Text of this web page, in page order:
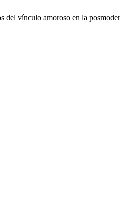
del vínculo amoroso en la